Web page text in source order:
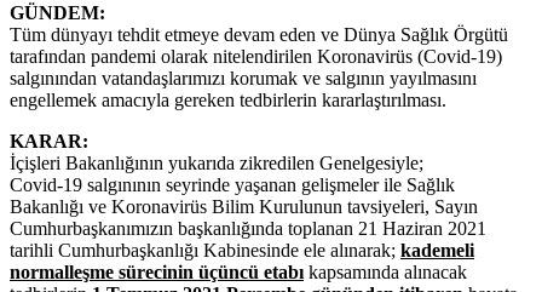
GÜNDEM:
Tüm dünyayı tehdit etmeye devam eden ve Dünya Sağlık Örgütü
tarafından pandemi olarak nitelendirilen Koronavirüs (Covid-19)
salgınından vatandaşlarımızı korumak ve salgının yayılmasını
engellemek amacıyla gereken tedbirlerin kararlaştırılması.
KARAR:
İçişleri Bakanlığının yukarıda zikredilen Genelgesiyle;
Covid-19 salgınının seyrinde yaşanan gelişmeler ile Sağlık
Bakanlığı ve Koronavirüs Bilim Kurulunun tavsiyeleri, Sayın
Cumhurbaşkanımızın başkanlığında toplanan 21 Haziran 2021
tarihli Cumhurbaşkanlığı Kabinesinde ele alınarak; kademeli
normalleşme sürecinin üçüncü etabı kapsamında alınacak